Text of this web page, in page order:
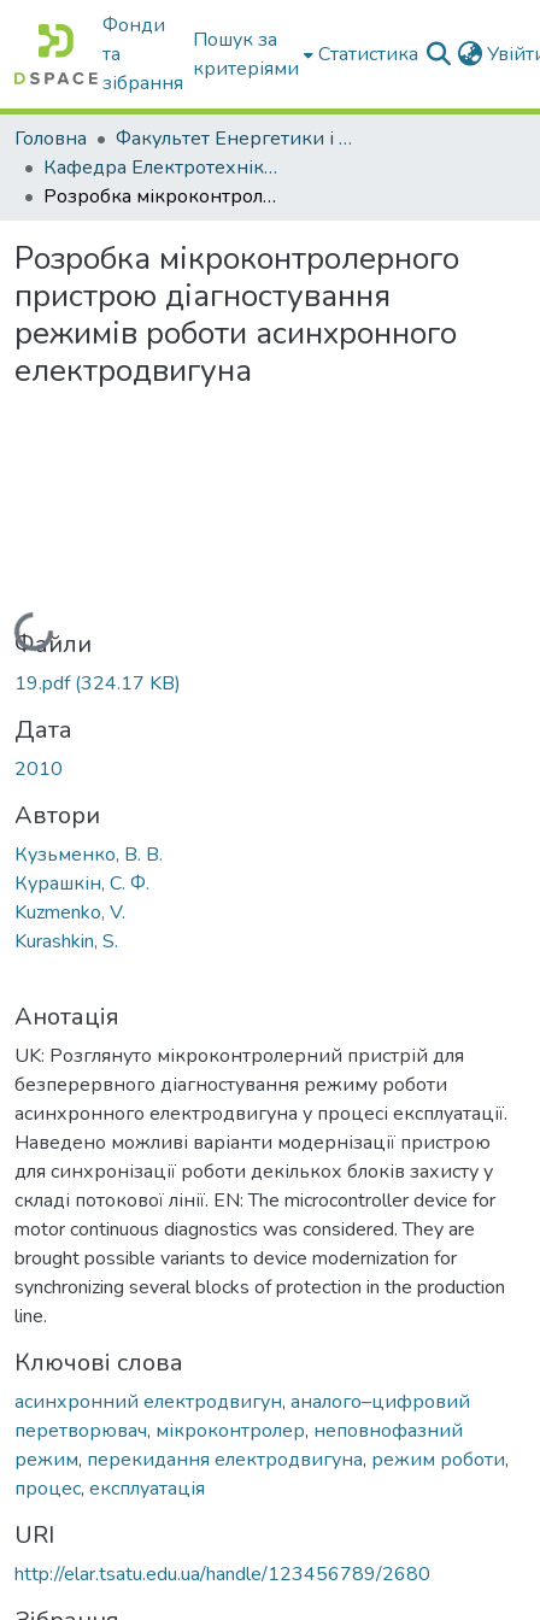
Фонди
та
зібрання
Пошук за
критеріями
Статистика
Головна
Факультет Енергетики і комп'ютерних технологій
Кафедра Електротехніки і електромеханіки ім. проф. В.В. Овчарова
Розробка мікроконтролерного пристрою діагностування режимів роботи асинхронного електродвигуна
Розробка мікроконтролерного
пристрою діагностування
режимів роботи асинхронного
електродвигуна
Вантажиться...
Файли
19.pdf(324.17 KB)
Дата
2010
Автори
Кузьменко, В. В.
Курашкін, С. Ф.
Kuzmenko, V.
Kurashkin, S.
Анотація
UK: Розглянуто мікроконтролерний пристрій для
безперервного діагностування режиму роботи
асинхронного електродвигуна у процесі експлуатації.
Наведено можливі варіанти модернізації пристрою
для синхронізації роботи декількох блоків захисту у
складі потокової лінії. EN: The microcontroller device for
motor continuous diagnostics was considered. They are
brought possible variants to device modernization for
synchronizing several blocks of protection in the production
line.
Ключові слова
асинхронний електродвигун, аналого–цифровий
перетворювач, мікроконтролер, неповнофазний
режим, перекидання електродвигуна, режим роботи,
процес, експлуатація
URI
http://elar.tsatu.edu.ua/handle/123456789/2680